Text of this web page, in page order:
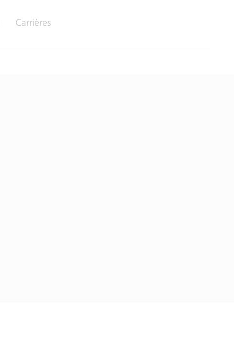
Carrières